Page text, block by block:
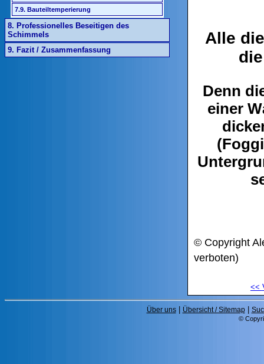
7.9. Bauteiltemperierung
8. Professionelles Beseitigen des
Schimmels
9. Fazit / Zusammenfassung
Alle
Denn
einer
© Copyright
verboten)
<<
Über uns| Übersicht / Sitemap|
©